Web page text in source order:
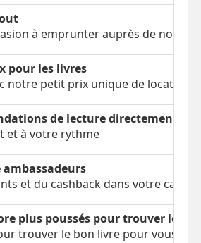
à emprunter auprès de nos
pour les livres
notre petit prix unique de location
de lecture directement
et à votre rythme
et du cashback dans votre
plus poussés pour trouver le
trouver le bon livre pour vous